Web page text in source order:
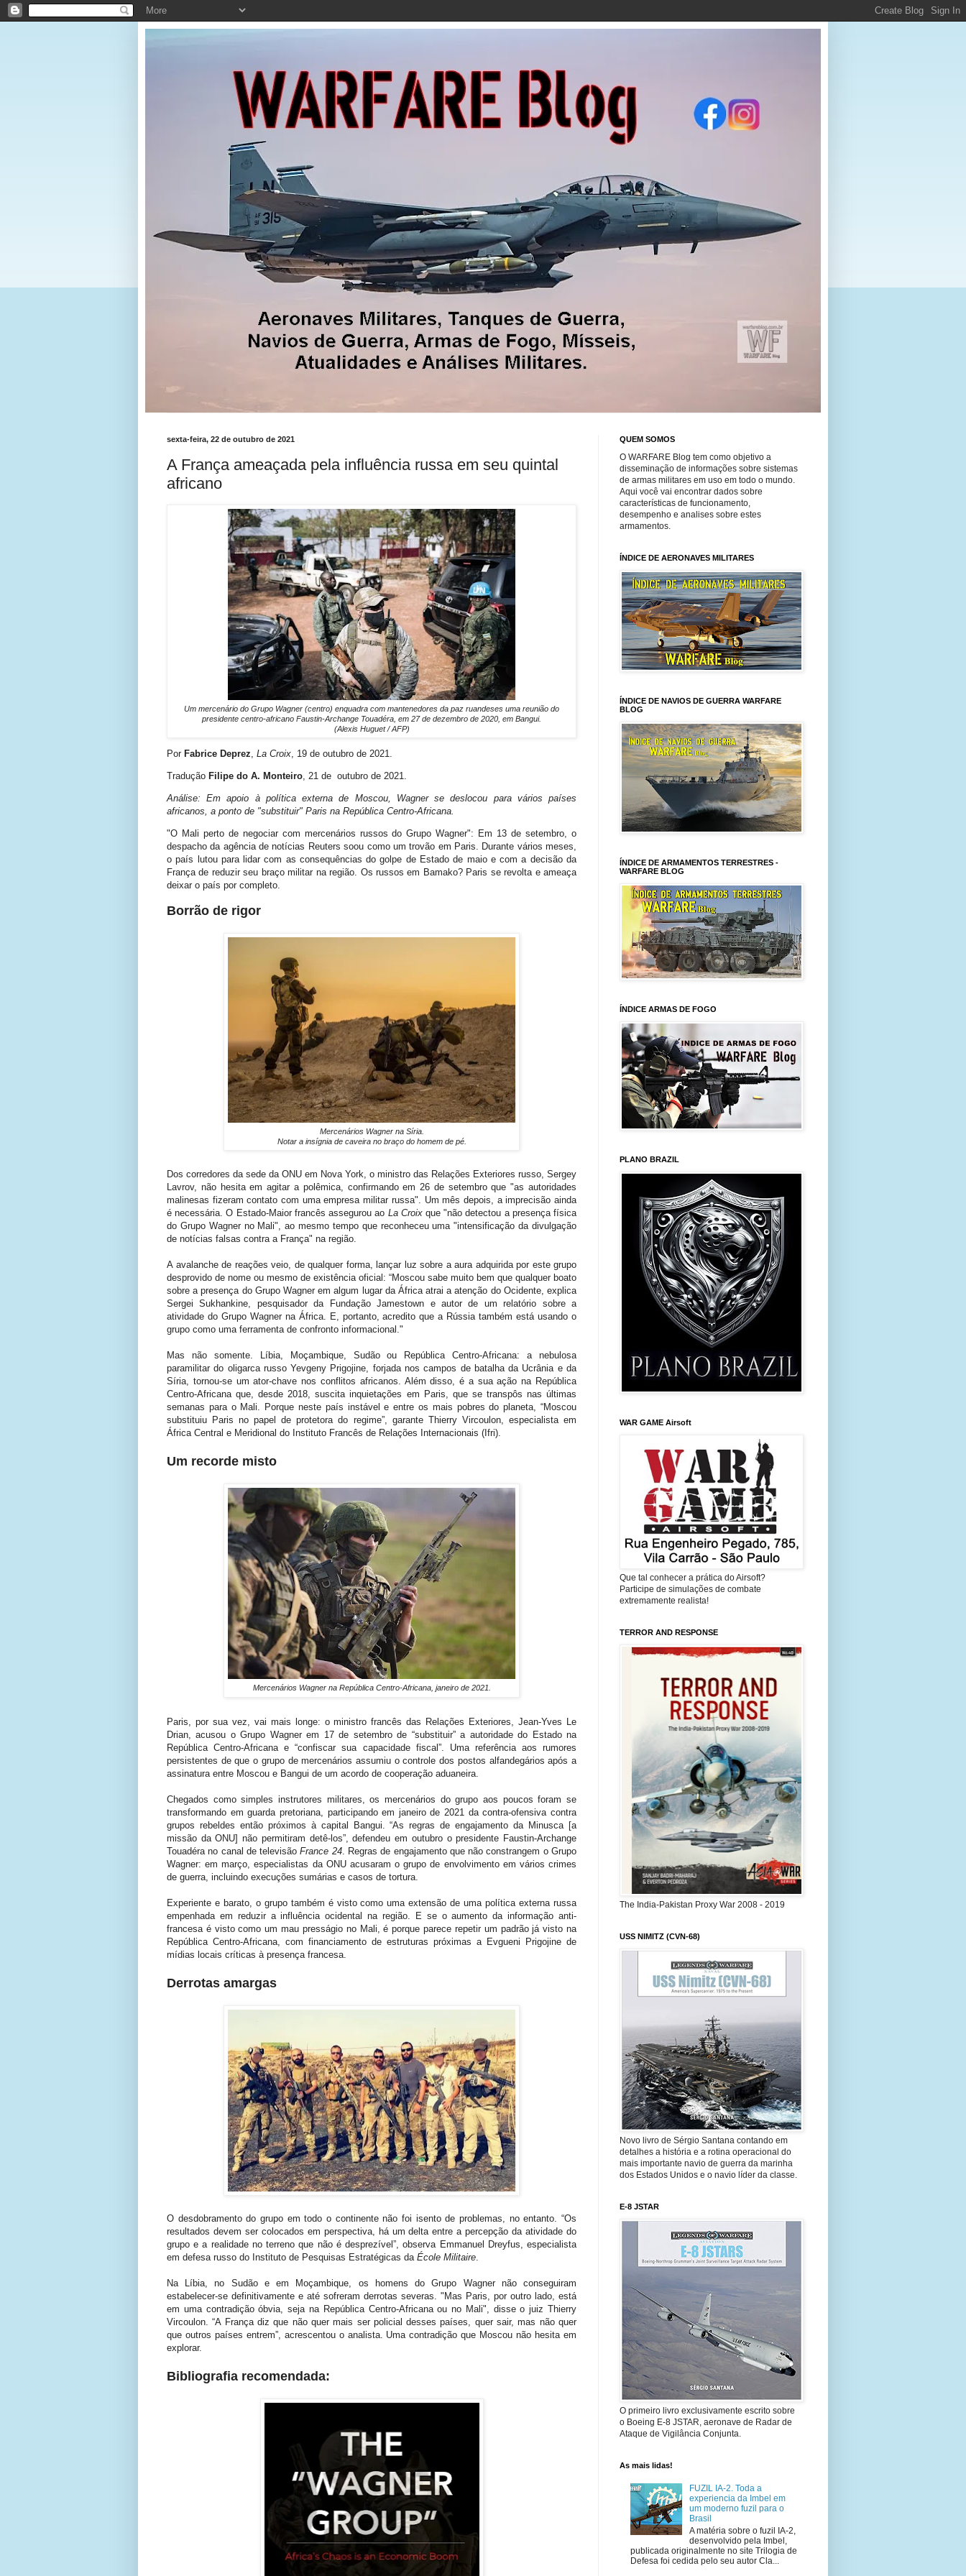
sexta-feira, 22 de outubro de 2021
A França ameaçada pela influência russa em seu quintal
africano
Um mercenário do Grupo Wagner (centro) enquadra com mantenedores da paz ruandeses uma reunião do
presidente centro-africano Faustin-Archange Touadéra, em 27 de dezembro de 2020, em Bangui.
(Alexis Huguet / AFP)
Por Fabrice Deprez La Croix , 19 de outubro de 2021.
Tradução Filipe do A. Monteiro, 21 de outubro de 2021.
Análise: Em apoio à política externa de Moscou, Wagner se deslocou para vários países
africanos, a ponto de "substituir" Paris na República Centro-Africana.
"O Mali perto de negociar com mercenários russos do Grupo Wagner": Em 13 de setembro, o
despacho da agência de notícias Reuters soou como um trovão em Paris. Durante vários meses,
o país lutou para lidar com as consequências do golpe de Estado de maio e com a decisão da
França de reduzir seu braço militar na região. Os russos em Bamako? Paris se revolta e ameaça
deixar o país por completo.
Borrão de rigor
Mercenários Wagner na Síria.
Notar a insígnia de caveira no braço do homem de pé.
Dos corredores da sede da ONU em Nova York, o ministro das Relações Exteriores russo, Sergey
Lavrov, não hesita em agitar a polêmica, confirmando em 26 de setembro que "as autoridades
malinesas fizeram contato com uma empresa militar russa". Um mês depois, a imprecisão ainda
é necessária. O Estado-Maior francês assegurou ao La Croixque "não detectou a presença física
do Grupo Wagner no Mali", ao mesmo tempo que reconheceu uma "intensificação da divulgação
de notícias falsas contra a França" na região.
A avalanche de reações veio, de qualquer forma, lançar luz sobre a aura adquirida por este grupo
desprovido de nome ou mesmo de existência oficial: “Moscou sabe muito bem que qualquer boato
sobre a presença do Grupo Wagner em algum lugar da África atrai a atenção do Ocidente, explica
Sergei Sukhankine, pesquisador da Fundação Jamestown e autor de um relatório sobre a
atividade do Grupo Wagner na África. E, portanto, acredito que a Rússia também está usando o
grupo como uma ferramenta de confronto informacional."
Mas não somente. Líbia, Moçambique, Sudão ou República Centro-Africana: a nebulosa
paramilitar do oligarca russo Yevgeny Prigojine, forjada nos campos de batalha da Ucrânia e da
Síria, tornou-se um ator-chave nos conflitos africanos. Além disso, é a sua ação na República
Centro-Africana que, desde 2018, suscita inquietações em Paris, que se transpôs nas últimas
semanas para o Mali. Porque neste país instável e entre os mais pobres do planeta, “Moscou
substituiu Paris no papel de protetora do regime”, garante Thierry Vircoulon, especialista em
África Central e Meridional do Instituto Francês de Relações Internacionais (Ifri).
Um recorde misto
Mercenários Wagner na República Centro-Africana, janeiro de 2021.
Paris, por sua vez, vai mais longe: o ministro francês das Relações Exteriores, Jean-Yves Le
Drian, acusou o Grupo Wagner em 17 de setembro de “substituir” a autoridade do Estado na
República Centro-Africana e “confiscar sua capacidade fiscal”. Uma referência aos rumores
persistentes de que o grupo de mercenários assumiu o controle dos postos alfandegários após a
assinatura entre Moscou e Bangui de um acordo de cooperação aduaneira.
Chegados como simples instrutores militares, os mercenários do grupo aos poucos foram se
transformando em guarda pretoriana, participando em janeiro de 2021 da contra-ofensiva contra
grupos rebeldes então próximos à capital Bangui. “As regras de engajamento da Minusca [a
missão da ONU] não permitiram detê-los”, defendeu em outubro o presidente Faustin-Archange
Touadéra no canal de televisãoFrance 24. Regras de engajamento que não constrangem o Grupo
Wagner: em março, especialistas da ONU acusaram o grupo de envolvimento em vários crimes
de guerra, incluindo execuções sumárias e casos de tortura.
Experiente e barato, o grupo também é visto como uma extensão de uma política externa russa
empenhada em reduzir a influência ocidental na região. E se o aumento da informação anti-
francesa é visto como um mau presságio no Mali, é porque parece repetir um padrão já visto na
República Centro-Africana, com financiamento de estruturas próximas a Evgueni Prigojine de
mídias locais críticas à presença francesa.
Derrotas amargas
O desdobramento do grupo em todo o continente não foi isento de problemas, no entanto. “Os
resultados devem ser colocados em perspectiva, há um delta entre a percepção da atividade do
grupo e a realidade no terreno que não é desprezível”, observa Emmanuel Dreyfus, especialista
em defesa russo do Instituto de Pesquisas Estratégicas da École Militaire
Na Líbia, no Sudão e em Moçambique, os homens do Grupo Wagner não conseguiram
estabelecer-se definitivamente e até sofreram derrotas severas. "Mas Paris, por outro lado, está
em uma contradição óbvia, seja na República Centro-Africana ou no Mali", disse o juiz Thierry
Vircoulon. “A França diz que não quer mais ser policial desses países, quer sair, mas não quer
que outros países entrem”, acrescentou o analista. Uma contradição que Moscou não hesita em
explorar.
Bibliografia recomendada:
QUEM SOMOS
O WARFARE Blog tem como objetivo a
disseminação de informações sobre sistemas
de armas militares em uso em todo o mundo.
Aqui você vai encontrar dados sobre
características de funcionamento,
desempenho e analises sobre estes
armamentos.
ÍNDICE DE AERONAVES MILITARES
ÍNDICE DE NAVIOS DE GUERRA WARFARE
BLOG
ÍNDICE DE ARMAMENTOS TERRESTRES -
WARFARE BLOG
ÍNDICE ARMAS DE FOGO
PLANO BRAZIL
WAR GAME Airsoft
Que tal conhecer a prática do Airsoft?
Participe de simulações de combate
extremamente realista!
TERROR AND RESPONSE
The India-Pakistan Proxy War 2008 - 2019
USS NIMITZ (CVN-68)
Novo livro de Sérgio Santana contando em
detalhes a história e a rotina operacional do
mais importante navio de guerra da marinha
dos Estados Unidos e o navio líder da classe.
E-8 JSTAR
O primeiro livro exclusivamente escrito sobre
o Boeing E-8 JSTAR, aeronave de Radar de
Ataque de Vigilância Conjunta.
As mais lidas!
FUZIL IA-2. Toda a
experiencia da Imbel em
um moderno fuzil para o
Brasil
A matéria sobre o fuzil IA-2,
desenvolvido pela Imbel,
publicada originalmente no site Trilogia de
Defesa foi cedida pelo seu autor Cla...